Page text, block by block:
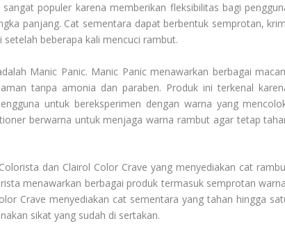
sangat populer karena memberikan fleksibilitas bagi
panjang. Cat sementara dapat berbentuk semprotan,
beberapa kali mencuci rambut.
Manic Panic. Manic Panic menawarkan berbagai
tanpa amonia dan paraben. Produk ini terkenal
untuk bereksperimen dengan warna yang
berwarna untuk menjaga warna rambut agar tetap
dan Clairol Color Crave yang menyediakan cat
menawarkan berbagai produk termasuk semprotan
Crave menyediakan cat sementara yang tahan hingga
sikat yang sudah di sertakan.